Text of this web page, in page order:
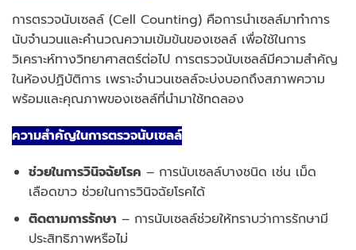
การตรวจนับเซลล์ (Cell Counting) คือการนำเซลล์มาทําการ
นับจำนวนและคำนวณความเข้มข้นของเซลล์ เพื่อใช้ในการ
วิเคราะห์ทางวิทยาศาสตร์ต่อไป การตรวจนับเซลล์มีความสำคัญ
ในห้องปฏิบัติการ เพราะจำนวนเซลล์จะบ่งบอกถึงสภาพความ
พร้อมและคุณภาพของเซลล์ที่นำมาใช้ทดลอง
ความสำคัญในการตรวจนับเซลล์
ช่วยในการวินิจฉัยโรค – การนับเซลล์บางชนิด เช่น เม็ด
เลือดขาว ช่วยในการวินิจฉัยโรคได้
ติดตามการรักษา – การนับเซลล์ช่วยให้ทราบว่าการรักษามี
ประสิทธิภาพหรือไม่